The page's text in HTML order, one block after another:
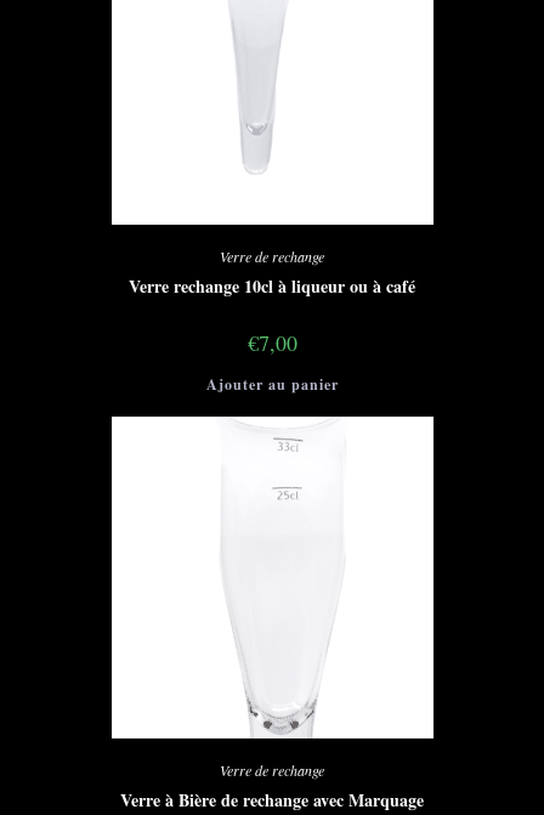
Verre de rechange
Verre rechange 10cl à liqueur ou à café
€7,00
Ajouter au panier
Verre de rechange
Verre à Bière de rechange avec Marquage